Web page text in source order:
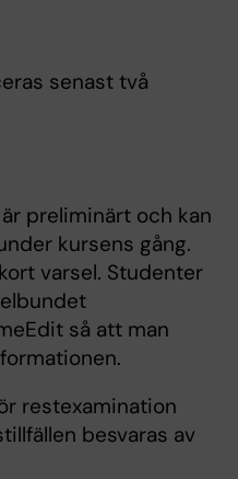
senast två
preliminärt och kan
kursens gång.
varsel. Studenter
så att man
restexamination
besvaras av